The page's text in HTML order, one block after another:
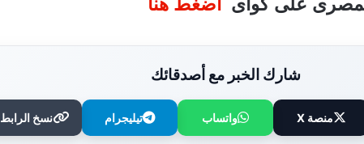
شارك الخبر مع أصدقائك
منصة X واتساب تيليجرام نسخ الرابط